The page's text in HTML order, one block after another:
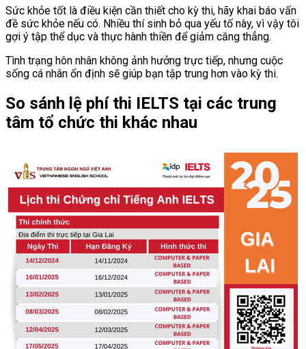
Sức khỏe tốt là điều kiện cần thiết cho kỳ thi, hãy khai báo vấn
đề sức khỏe nếu có. Nhiều thí sinh bỏ qua yếu tố này, vì vậy tôi
gợi ý tập thể dục và thực hành thiền để giảm căng thẳng.
Tình trạng hôn nhân không ảnh hưởng trực tiếp, nhưng cuộc
sống cá nhân ổn định sẽ giúp bạn tập trung hơn vào kỳ thi.
So sánh lệ phí thi IELTS tại các trung
tâm tổ chức thi khác nhau